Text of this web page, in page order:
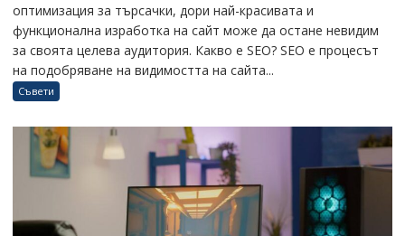
оптимизация за търсачки, дори най-красивата и
функционална изработка на сайт може да остане невидим
за своята целева аудитория. Какво е SEO? SEO е процесът
на подобряване на видимостта на сайта...
Съвети